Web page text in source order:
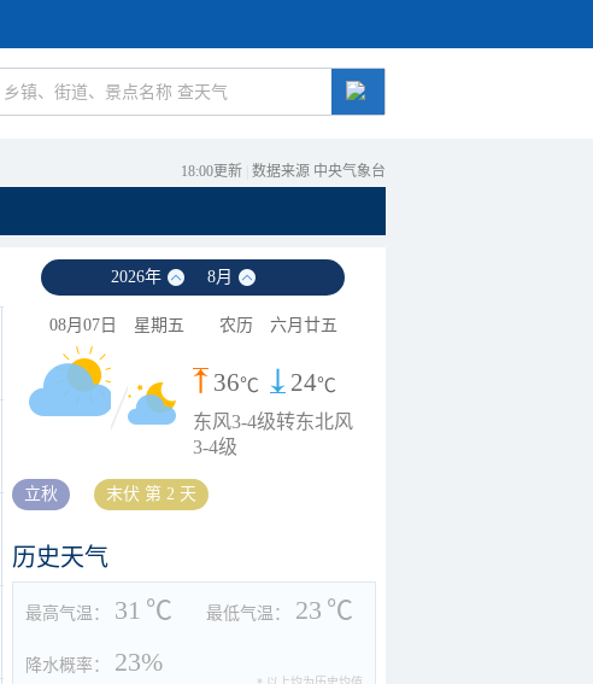
18:00更新 数据来源 中央气象台
2026年 8月
08月07日 星期五 农历 六月廿五
36℃ 24℃
东风3-4级转东北风
3-4级
立秋 末伏 第 2 天
历史天气
最高气温： 31 ℃ 最低气温： 23 ℃
降水概率： 23%